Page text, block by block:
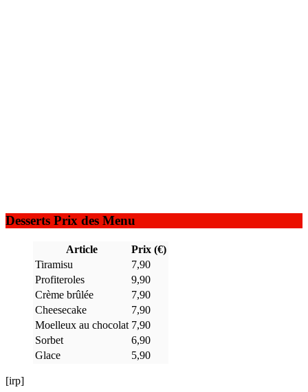
Desserts Prix des Menu
Article
Prix (€)
Tiramisu
7,90
Profiteroles
9,90
Crème brûlée
7,90
Cheesecake
7,90
Moelleux au chocolat 7,90
Sorbet
6,90
Glace
5,90
[irp]